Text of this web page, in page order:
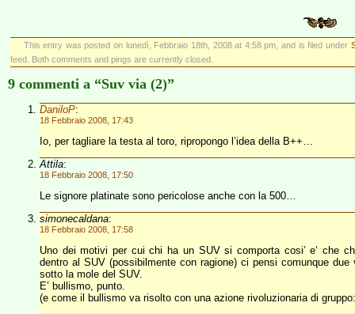
This entry was posted on lunedì, Febbraio 18th, 2008 at 4:58 pm, and is filed under
feed. Both comments and pings are currently closed.
9 commenti a “Suv via (2)”
DaniloP:
18 Febbraio 2008, 17:43
Io, per tagliare la testa al toro, ripropongo l’idea della B++…
Attila:
18 Febbraio 2008, 17:50
Le signore platinate sono pericolose anche con la 500…
simonecaldana:
18 Febbraio 2008, 17:58
Uno dei motivi per cui chi ha un SUV si comporta cosi’ e’ che
dentro al SUV (possibilmente con ragione) ci pensi comunque
sotto la mole del SUV.
E’ bullismo, punto.
(e come il bullismo va risolto con una azione rivoluzionaria di